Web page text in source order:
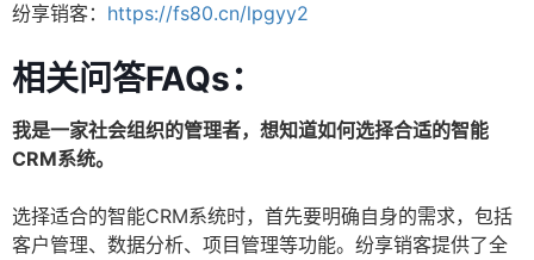
纷享销客： https://fs80.cn/lpgyy2
相关问答FAQs：
我是一家社会组织的管理者，想知道如何选择合适的智能
CRM系统。
选择适合的智能CRM系统时，首先要明确自身的需求，包括
客户管理、数据分析、项目管理等功能。纷享销客提供了全